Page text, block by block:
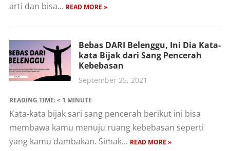
arti dan bisa... READ MORE »
Bebas DARI Belenggu, Ini Dia Kata-
kata Bijak dari Sang Pencerah
Kebebasan
September 25, 2021
READING TIME:< 1 MINUTE
Kata-kata bijak sari sang pencerah berikut ini bisa
membawa kamu menuju ruang kebebasan seperti
yang kamu dambakan. Simak... READ MORE »